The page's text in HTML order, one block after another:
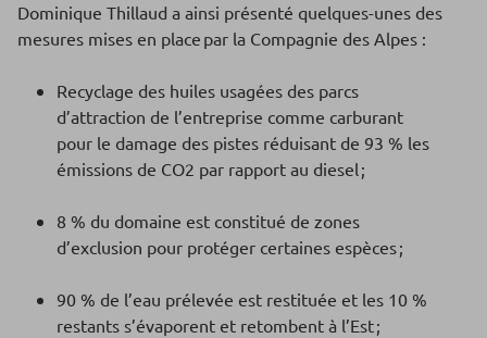
Dominique Thillaud a ainsi présenté quelques-unes des
mesures mises en place par la Compagnie des Alpes :
Recyclage des huiles usagées des parcs
d’attraction de l’entreprise comme carburant
pour le damage des pistes réduisant de 93 % les
émissions de CO2 par rapport au diesel ;
8 % du domaine est constitué de zones
d’exclusion pour protéger certaines espèces ;
90 % de l’eau prélevée est restituée et les 10 %
restants s’évaporent et retombent à l’Est ;